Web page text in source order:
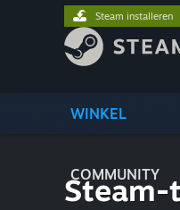
WINKEL
COMMUNITY
Steam installeren